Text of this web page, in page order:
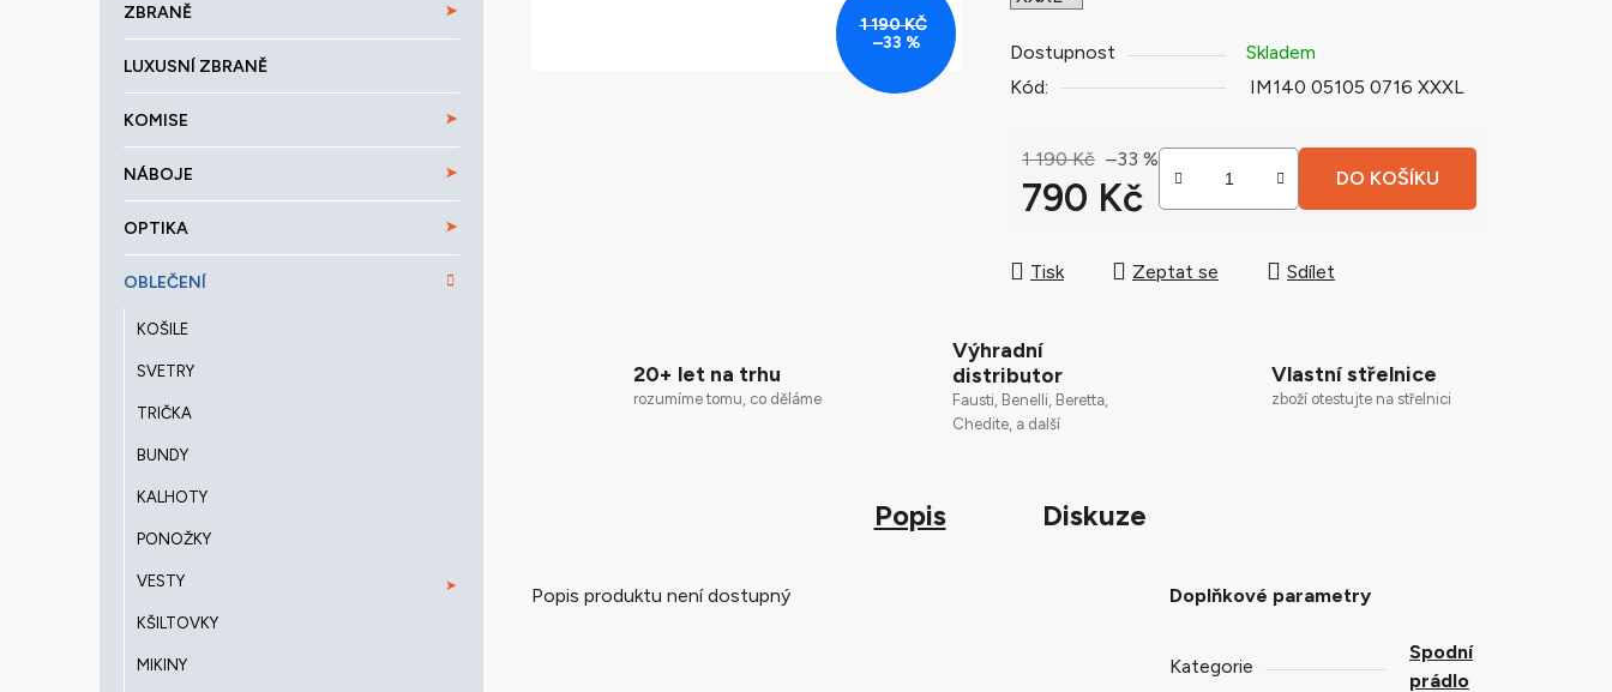
ZBRANĚ
LUXUSNÍ ZBRANĚ
KOMISE
NÁBOJE
OPTIKA
OBLEČENÍ
KOŠILE
SVETRY
TRIČKA
BUNDY
KALHOTY
PONOŽKY
VESTY
KŠILTOVKY
MIKINY
5
hvězdiček.
Dostupnost
Skladem
Kód:
IM140 05105 0716 XXXL
1 190 Kč –33 %
790 Kč DO KOŠÍKU
Tisk Zeptat se Sdílet
1 190 KČ
–33 %
20+ let na trhu
rozumíme tomu, co děláme
Výhradní
distributor
Fausti, Benelli, Beretta,
Chedite, a další
Vlastní střelnice
zboží otestujte na střelnici
Popis Diskuze
Popis produktu není dostupný Doplňkové parametry
Kategorie
Spodní
prádlo